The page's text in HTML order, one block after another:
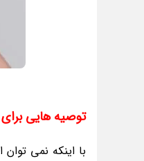
توصیه هایی
با اینکه نمی